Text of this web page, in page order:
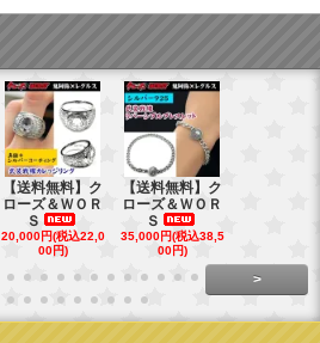
【送料無料】ク
ローズ＆ＷＯＲ
Ｓ
20,000円(税込22,0
00円)
【送料無料】ク
ローズ＆ＷＯＲ
Ｓ
35,000円(税込38,5
00円)
>